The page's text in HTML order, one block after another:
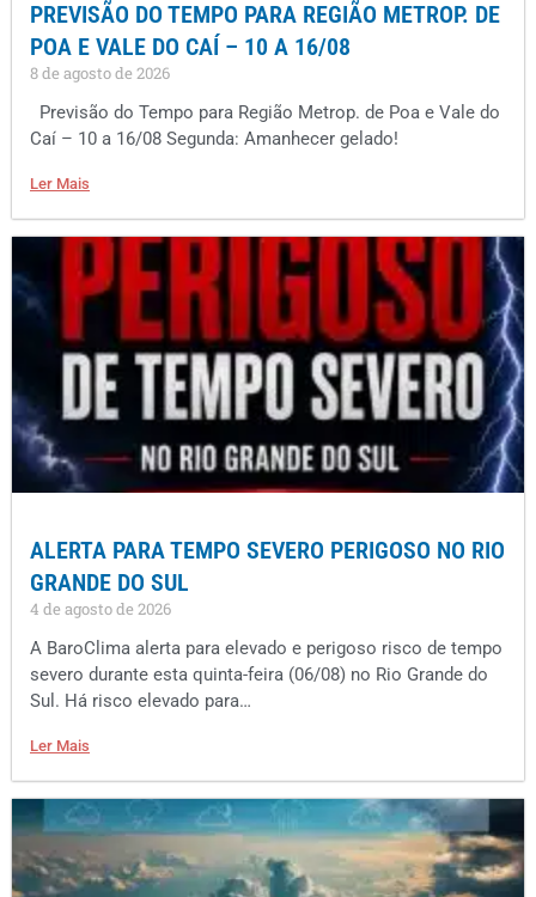
PREVISÃO DO TEMPO PARA REGIÃO METROP. DE
POA E VALE DO CAÍ – 10 A 16/08
8 de agosto de 2026
Previsão do Tempo para Região Metrop. de Poa e Vale do
Caí – 10 a 16/08 Segunda: Amanhecer gelado!
Ler Mais
ALERTA PARA TEMPO SEVERO PERIGOSO NO RIO
GRANDE DO SUL
4 de agosto de 2026
A BaroClima alerta para elevado e perigoso risco de tempo
severo durante esta quinta-feira (06/08) no Rio Grande do
Sul. Há risco elevado para…
Ler Mais